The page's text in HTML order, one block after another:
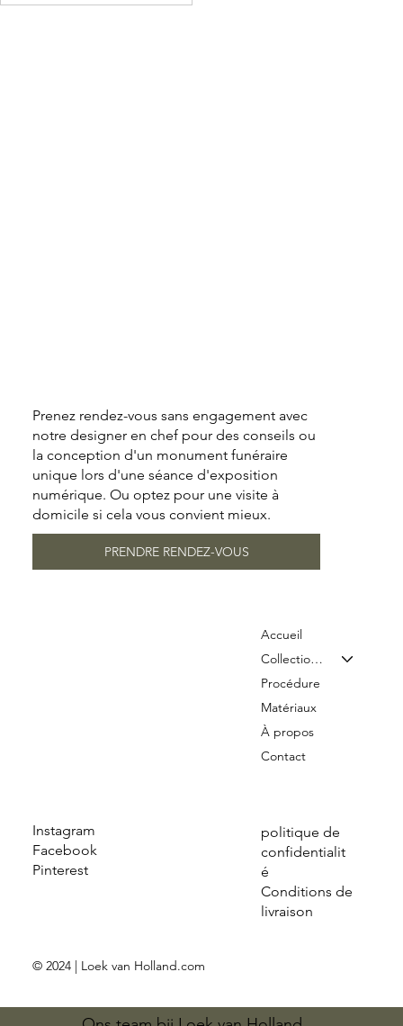
Instagram
Facebook
Pinterest
politique de
confidentialit
é
Conditions de
livraison
Accueil
Collection & Tarifs
Procédure
Matériaux
À propos
Contact
© 2024 | Loek van Holland.com
Prenez rendez-vous sans engagement avec
notre designer en chef pour des conseils ou
la conception d'un monument funéraire
unique lors d'une séance d'exposition
numérique. Ou optez pour une visite à
domicile si cela vous convient mieux.
PRENDRE RENDEZ-VOUS